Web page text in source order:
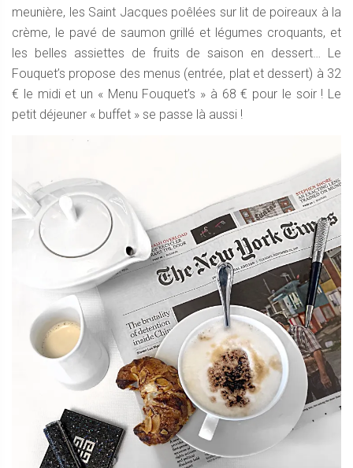
meunière, les Saint Jacques poêlées sur lit de poireaux à la
crème, le pavé de saumon grillé et légumes croquants, et
les belles assiettes de fruits de saison en dessert… Le
Fouquet’s propose des menus (entrée, plat et dessert) à 32
€ le midi et un « Menu Fouquet’s » à 68 € pour le soir ! Le
petit déjeuner « buffet » se passe là aussi !